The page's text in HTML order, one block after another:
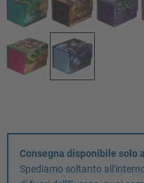
Consegna disponibile solo
Spediamo soltanto